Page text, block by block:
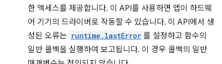
한 액세스를 제공합니다. 이 API를 사용하면 앱이 하드웨
어 기기의 드라이버로 작동할 수 있습니다. 이 API에서 생
성된 오류는 runtime.lastError 를 설정하고 함수의
일반 콜백을 실행하여 보고됩니다. 이 경우 콜백의 일반